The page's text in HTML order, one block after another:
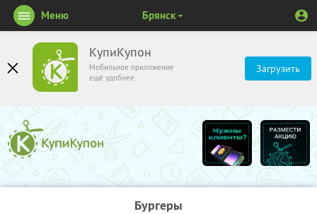
КупиКупон
Мобильное приложение
ещё удобнее
Загрузить
Меню Брянск
Бургеры